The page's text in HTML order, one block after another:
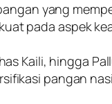
yang
pada aspek
Kaili, hingga
pangan